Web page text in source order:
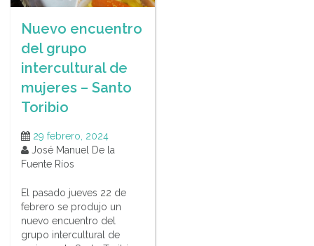
Nuevo encuentro
del grupo
intercultural de
mujeres – Santo
Toribio
29 febrero, 2024
José Manuel De la
Fuente Ríos
El pasado jueves 22 de
febrero se produjo un
nuevo encuentro del
grupo intercultural de